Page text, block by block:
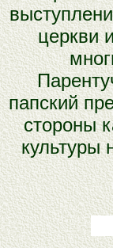
церкви
папский
стороны
культуры